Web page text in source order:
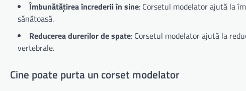
Îmbunătățirea încrederii în sine: Corsetul modelator ajută la
sănătoasă.
Reducerea durerilor de spate: Corsetul modelator ajută la
vertebrale.
Cine poate purta un corset modelator